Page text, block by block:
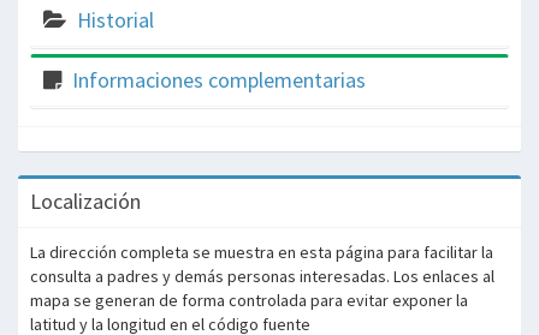
Historial
Informaciones complementarias
Localización
La dirección completa se muestra en esta página para facilitar la
consulta a padres y demás personas interesadas. Los enlaces al
mapa se generan de forma controlada para evitar exponer la
latitud y la longitud en el código fuente